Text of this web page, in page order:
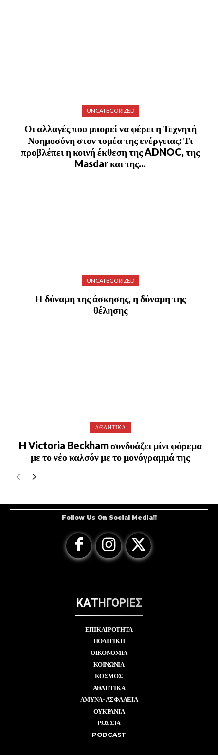
UNCATEGORIZED
Οι αλλαγές που μπορεί να φέρει η Τεχνητή
Νοημοσύνη στον τομέα της ενέργειας: Τι
προβλέπει η κοινή έκθεση της ADNOC, της
Masdar και της...
UNCATEGORIZED
Η δύναμη της άσκησης, η δύναμη της
θέλησης
ΑΘΛΗΤΙΚΑ
H Victoria Beckham συνδυάζει μίνι φόρεμα
με το νέο καλσόν με το μονόγραμμά της
Follow Us On Social Media!!
ΚΑΤΗΓΟΡΙΕΣ
ΕΠΙΚΑΙΡΟΤΗΤΑ
ΠΟΛΙΤΙΚΗ
ΟΙΚΟΝΟΜΙΑ
ΚΟΙΝΩΝΙΑ
ΚΟΣΜΟΣ
ΑΘΛΗΤΙΚΑ
ΑΜΥΝΑ-ΑΣΦΑΛΕΙΑ
ΟΥΚΡΑΝΙΑ
ΡΩΣΣΙΑ
PODCAST